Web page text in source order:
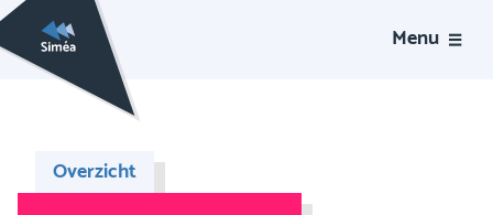
Menu
Overzicht